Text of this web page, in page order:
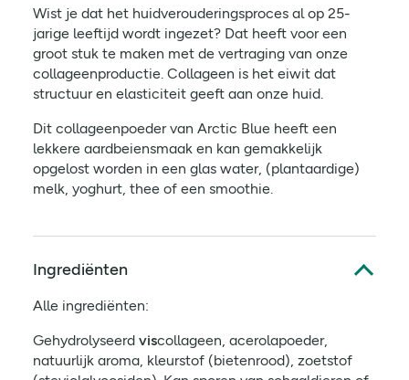
Wist je dat het huidverouderingsproces al op 25-
jarige leeftijd wordt ingezet? Dat heeft voor een
groot stuk te maken met de vertraging van onze
collageenproductie. Collageen is het eiwit dat
structuur en elasticiteit geeft aan onze huid.
Dit collageenpoeder van Arctic Blue heeft een
lekkere aardbeiensmaak en kan gemakkelijk
opgelost worden in een glas water, (plantaardige)
melk, yoghurt, thee of een smoothie.
Ingrediënten
Alle ingrediënten:
Gehydrolyseerd viscollageen, acerolapoeder,
natuurlijk aroma, kleurstof (bietenrood), zoetstof